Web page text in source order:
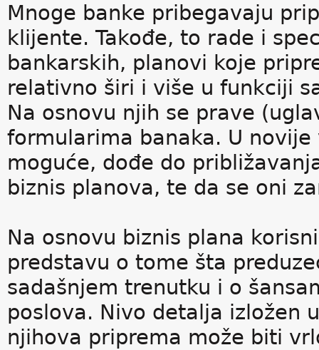
Mnoge banke pribegavaju
klijente. Takođe, to rade i
bankarskih, planovi koje
relativno širi i više u funkciji
Na osnovu njih se prave
formularima banaka. U
moguće, dođe do
biznis planova, te da se oni
Na osnovu biznis plana
predstavu o tome šta
sadašnjem trenutku i o
poslova. Nivo detalja izložen
njihova priprema može biti